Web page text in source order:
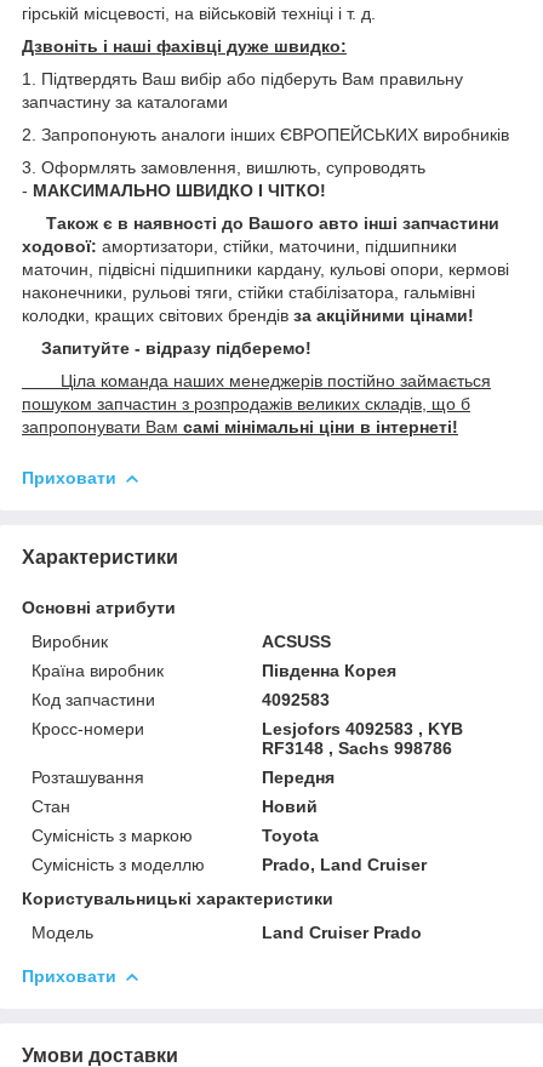
гірській місцевості, на військовій техніці і т. д.
Дзвоніть і наші фахівці дуже швидко:
1. Підтвердять Ваш вибір або підберуть Вам правильну
запчастину за каталогами
2. Запропонують аналоги інших ЄВРОПЕЙСЬКИХ виробників
3. Оформлять замовлення, вишлють, супроводять
- МАКСИМАЛЬНО ШВИДКО І ЧІТКО!
Також є в наявності до Вашого авто інші запчастини
ходової: амортизатори, стійки, маточини, підшипники
маточин, підвісні підшипники кардану, кульові опори, кермові
наконечники, рульові тяги, стійки стабілізатора, гальмівні
колодки, кращих світових брендів за акційними цінами!
Запитуйте - відразу підберемо!
Ціла команда наших менеджерів постійно займається
пошуком запчастин з розпродажів великих складів, що б
запропонувати Вам самі мінімальні ціни в інтернеті!
Приховати
Характеристики
Основні атрибути
Виробник
ACSUSS
Країна виробник
Південна Корея
Код запчастини
4092583
Кросс-номери
Lesjofors 4092583 , KYB
RF3148 , Sachs 998786
Розташування
Передня
Стан
Новий
Сумісність з маркою
Toyota
Сумісність з моделлю
Prado, Land Cruiser
Користувальницькі характеристики
Мoдель
Land Cruiser Prado
Приховати
Умови доставки